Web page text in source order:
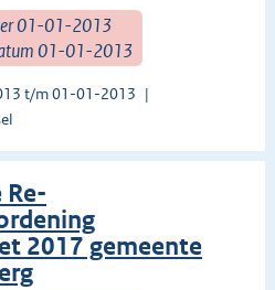
01-01-2013
01-01-2013
t/m 01-01-2013
Re-
2017 gemeente